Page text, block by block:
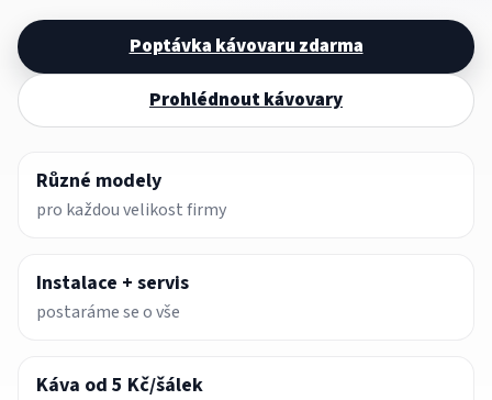
Poptávka kávovaru zdarma
Prohlédnout kávovary
Různé modely
pro každou velikost firmy
Instalace + servis
postaráme se o vše
Káva od 5 Kč/šálek